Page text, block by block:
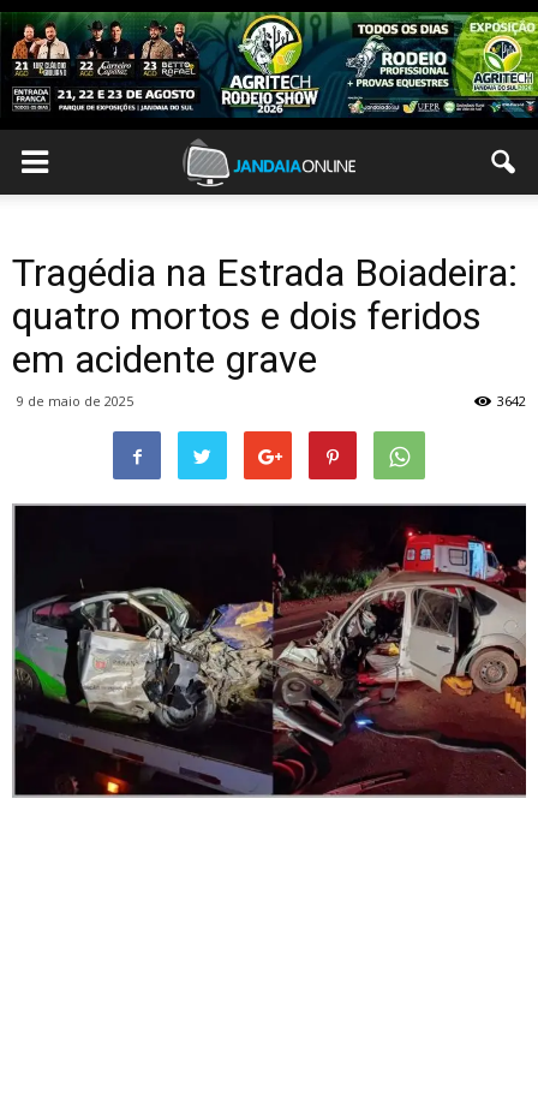
Tragédia na Estrada Boiadeira:
quatro mortos e dois feridos
em acidente grave
9 de maio de 2025 3642